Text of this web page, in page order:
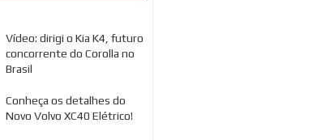
Vídeo: dirigi o Kia K4, futuro
concorrente do Corolla no
Brasil
Conheça os detalhes do
Novo Volvo XC40 Elétrico!